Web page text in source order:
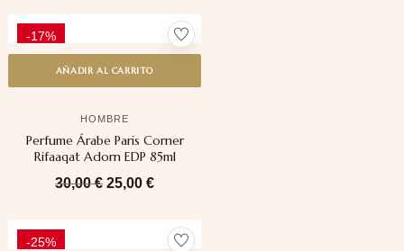
-17%
AÑADIR AL CARRITO
HOMBRE
Perfume Árabe Paris Corner
Rifaaqat Adorn EDP 85ml
30,00€ 25,00 €
-25%